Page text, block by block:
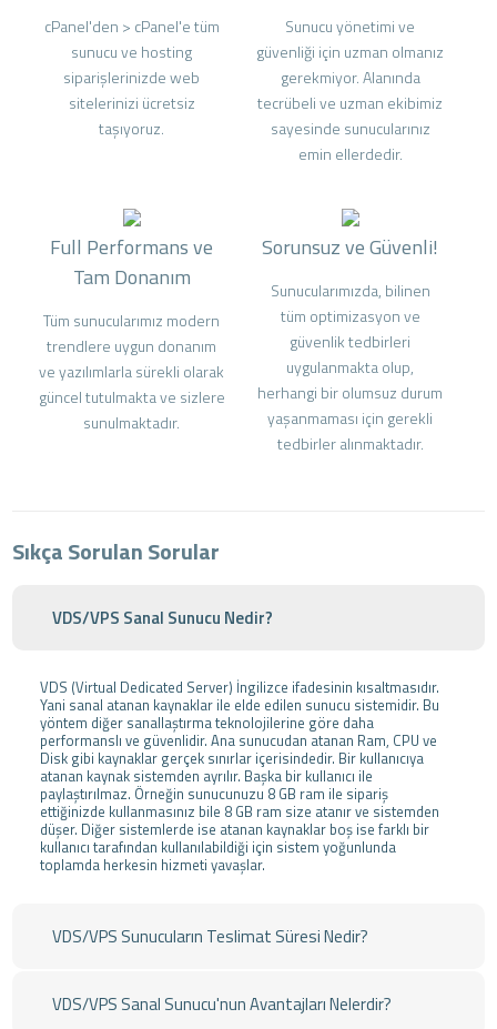
cPanel'den > cPanel'e tüm
sunucu ve hosting
siparişlerinizde web
sitelerinizi ücretsiz
taşıyoruz.
Sunucu yönetimi ve
güvenliği için uzman olmanız
gerekmiyor. Alanında
tecrübeli ve uzman ekibimiz
sayesinde sunucularınız
emin ellerdedir.
Full Performans ve
Tam Donanım
Tüm sunucularımız modern
trendlere uygun donanım
ve yazılımlarla sürekli olarak
güncel tutulmakta ve sizlere
sunulmaktadır.
Sorunsuz ve Güvenli!
Sunucularımızda, bilinen
tüm optimizasyon ve
güvenlik tedbirleri
uygulanmakta olup,
herhangi bir olumsuz durum
yaşanmaması için gerekli
tedbirler alınmaktadır.
Sıkça Sorulan Sorular
VDS/VPS Sanal Sunucu Nedir?
VDS (Virtual Dedicated Server) İngilizce ifadesinin kısaltmasıdır.
Yani sanal atanan kaynaklar ile elde edilen sunucu sistemidir. Bu
yöntem diğer sanallaştırma teknolojilerine göre daha
performanslı ve güvenlidir. Ana sunucudan atanan Ram, CPU ve
Disk gibi kaynaklar gerçek sınırlar içerisindedir. Bir kullanıcıya
atanan kaynak sistemden ayrılır. Başka bir kullanıcı ile
paylaştırılmaz. Örneğin sunucunuzu 8 GB ram ile sipariş
ettiğinizde kullanmasınız bile 8 GB ram size atanır ve sistemden
düşer. Diğer sistemlerde ise atanan kaynaklar boş ise farklı bir
kullanıcı tarafından kullanılabildiği için sistem yoğunlunda
toplamda herkesin hizmeti yavaşlar.
VDS/VPS Sunucuların Teslimat Süresi Nedir?
VDS/VPS Sanal Sunucu'nun Avantajları Nelerdir?